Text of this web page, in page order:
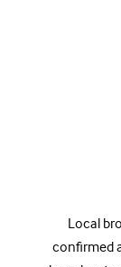
Local
confirmed